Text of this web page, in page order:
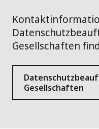
Gesellschaften
Gesellschaften